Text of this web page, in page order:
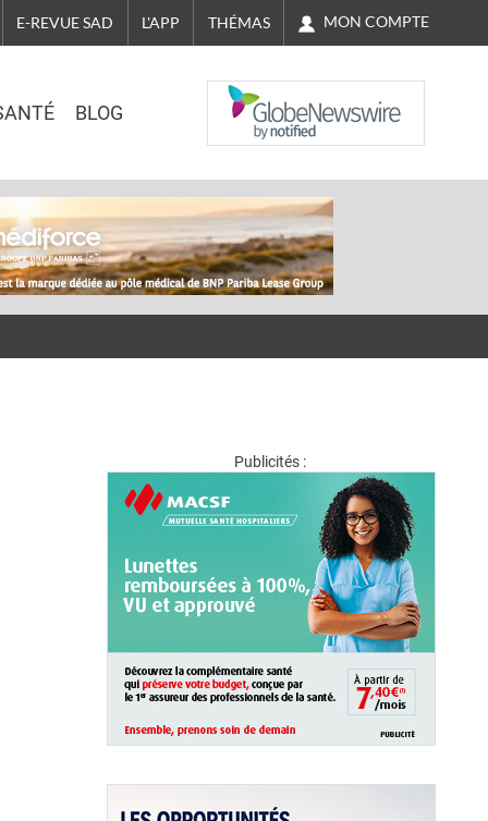
E-REVUE SAD L'APP THÉMAS MON COMPTE
BLOG
NASDAQ
Publicités :